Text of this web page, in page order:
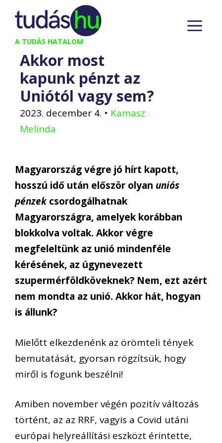
Kilépés
tartalomba
A TUDÁS HATALOM
Akkor most
kapunk pénzt az
Uniótól vagy sem?
2023. december 4. • Kamasz
Melinda
Magyarország végre jó hírt kapott,
hosszú idő után először olyan uniós
pénzekcsordogálhatnak
Magyarországra, amelyek korábban
blokkolva voltak. Akkor végre
megfeleltünk az unió mindenféle
kérésének, az úgynevezett
szupermérföldköveknek? Nem, ezt azért
nem mondta az unió. Akkor hát, hogyan
is állunk?
Mielőtt elkezdenénk az örömteli tények
bemutatását, gyorsan rögzítsük, hogy
miről is fogunk beszélni!
Amiben november végén pozitív változás
történt, az az RRF, vagyis a Covid utáni
európai helyreállítási eszközt érintette,